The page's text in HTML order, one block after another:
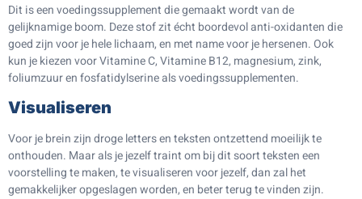
Dit is een voedingssupplement die gemaakt wordt van de
gelijknamige boom. Deze stof zit écht boordevol anti-oxidanten die
goed zijn voor je hele lichaam, en met name voor je hersenen. Ook
kun je kiezen voor Vitamine C, Vitamine B12, magnesium, zink,
foliumzuur en fosfatidylserine als voedingssupplementen.
Visualiseren
Voor je brein zijn droge letters en teksten ontzettend moeilijk te
onthouden. Maar als je jezelf traint om bij dit soort teksten een
voorstelling te maken, te visualiseren voor jezelf, dan zal het
gemakkelijker opgeslagen worden, en beter terug te vinden zijn.